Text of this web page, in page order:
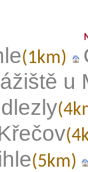
(1km)
u
(5km)